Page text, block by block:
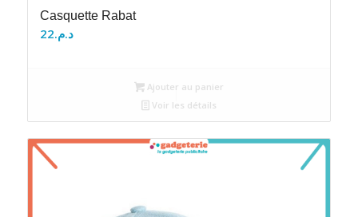
Casquette Rabat
د.م.22
Ajouter au panier
Voir les détails